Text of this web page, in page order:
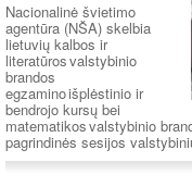
Nacionalinė švietimo
agentūra (NŠA) skelbia
lietuvių kalbos ir
literatūros valstybinio
brandos
egzamino išplėstinio ir
bendrojo kursų bei
matematikos valstybinio
pagrindinės sesijos